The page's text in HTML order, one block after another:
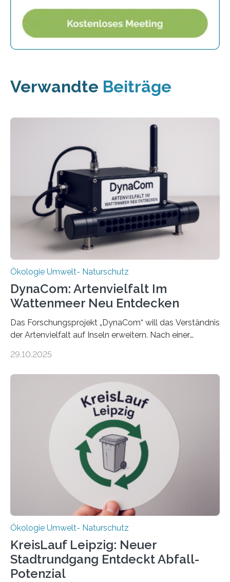
Verwandte Beiträge
Ökologie Umwelt- Naturschutz
DynaCom: Artenvielfalt Im
Wattenmeer Neu Entdecken
Das Forschungsprojekt „DynaCom“ will das Verständnis
der Artenvielfalt auf Inseln erweitern. Nach einer
Beobachtungen im Wattenmeer ist nun eine große
Oldenburg befassen sich insbesondere damit, wie ein
Ökosystem gedeiht – und wie sich dieser Prozess
verlässlich prognostizieren lässt. Grünes Licht für
„DynaCom“: Die Deutsche Forschungsgemeinschaft
(DFG) fördert das Anfang 2019 gestartete
Forschungsprojekt an der Universität Oldenburg für
zwei weitere Jahre mit rund 1,2 Millionen Euro. „Wir
freuen uns sehr über…
29.10.2025
Ökologie Umwelt- Naturschutz
KreisLauf Leipzig: Neuer
Stadtrundgang Entdeckt Abfall-
Potenzial